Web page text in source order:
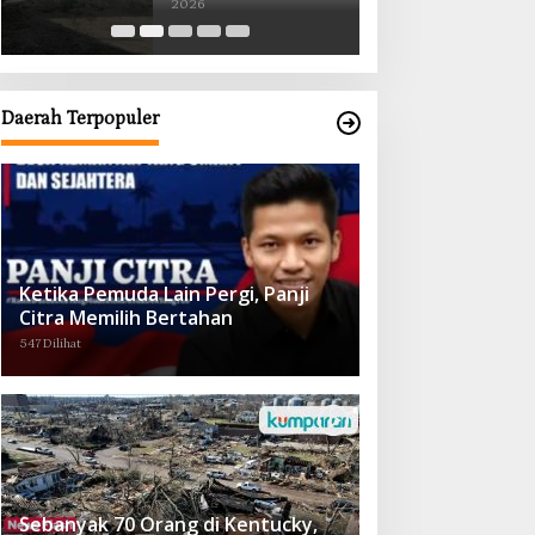
Obat demi Wujudkan Kampar Dihati
2026
Daerah Terpopuler
Ketika Pemuda Lain Pergi, Panji
Citra Memilih Bertahan
547 Dilihat
Sebanyak 70 Orang di Kentucky,